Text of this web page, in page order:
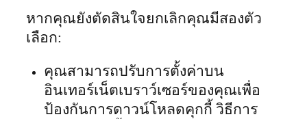
หากคุณยังตัดสินใจยกเลิกคุณมีสองตัว
เลือก:
คุณสามารถปรับการตั้งค่าบน
อินเทอร์เน็ตเบราว์เซอร์ของคุณเพื่อ
ป้องกันการดาวน์โหลดคุกกี้ วิธีการ